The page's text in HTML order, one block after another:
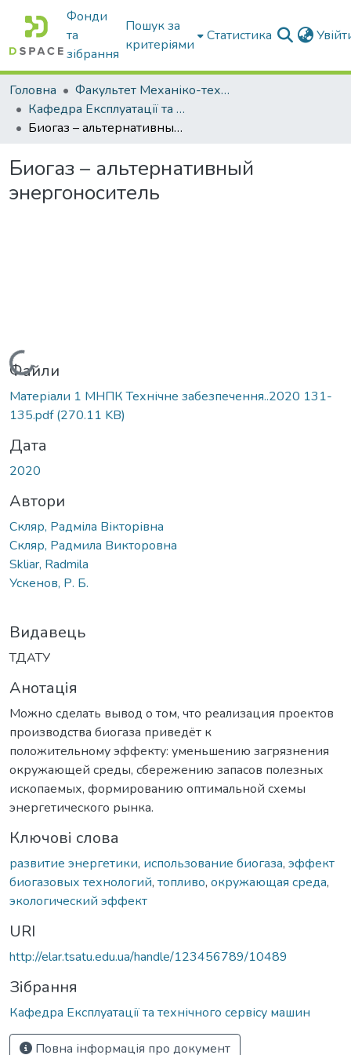
Фонди
та
зібрання
Пошук за
критеріями
Статистика
Головна
Факультет Механіко-технологічний
Кафедра Експлуатації та технічного сервісу машин
Биогаз – альтернативный энергоноситель
Биогаз – альтернативный
энергоноситель
Вантажиться...
Файли
Матеріали 1 МНПК Технічне забезпечення..2020 131-
135.pdf(270.11 KB)
Дата
2020
Автори
Скляр, Радміла Вікторівна
Скляр, Радмила Викторовна
Skliar, Radmila
Ускенов, Р. Б.
Видавець
ТДАТУ
Анотація
Можно сделать вывод о том, что реализация проектов
производства биогаза приведёт к
положительному эффекту: уменьшению загрязнения
окружающей среды, сбережению запасов полезных
ископаемых, формированию оптимальной схемы
энергетического рынка.
Ключові слова
развитие энергетики, использование биогаза, эффект
биогазовых технологий, топливо, окружающая среда,
экологический эффект
URI
http://elar.tsatu.edu.ua/handle/123456789/10489
Зібрання
Кафедра Експлуатації та технічного сервісу машин
Повна інформація про документ